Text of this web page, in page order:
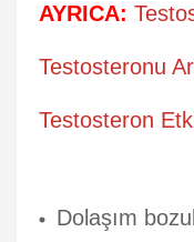
AYRICA:
Testosteronu
Testosteron
Dolaşım